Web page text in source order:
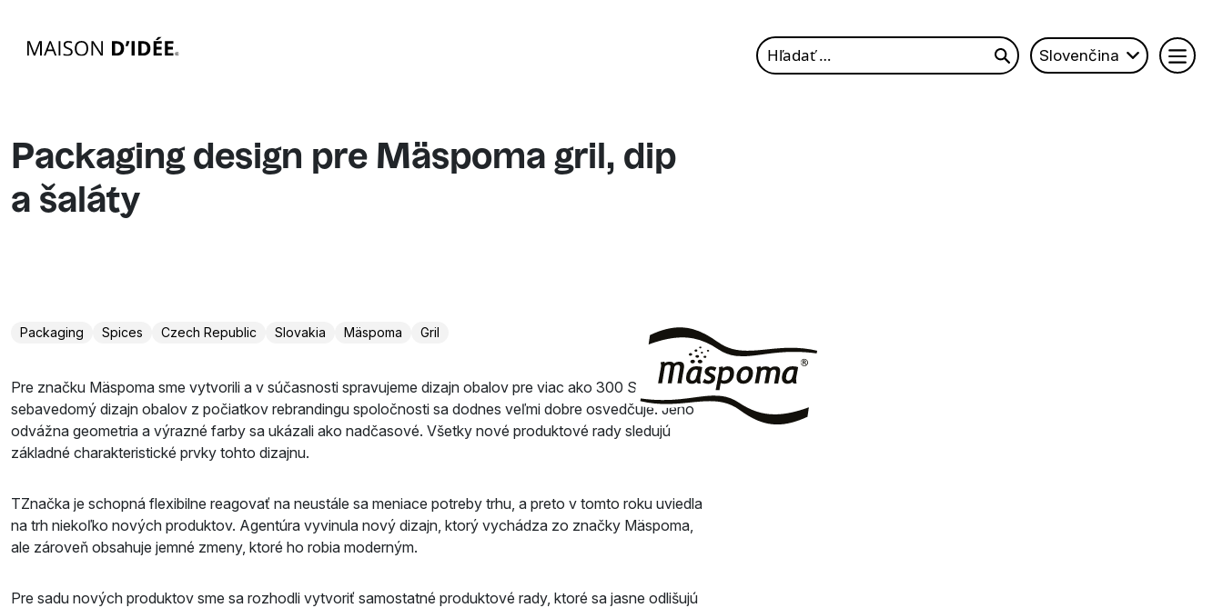
Hľadať: Slovenčina
Packaging design pre Mäspoma gril, dip
a šaláty
Packaging Spices Czech Republic Slovakia Mäspoma Gril
Pre značku Mäspoma sme vytvorili a v súčasnosti spravujeme dizajn obalov pre viac ako 300 SKU. Náš
sebavedomý dizajn obalov z počiatkov rebrandingu spoločnosti sa dodnes veľmi dobre osvedčuje. Jeho
odvážna geometria a výrazné farby sa ukázali ako nadčasové. Všetky nové produktové rady sledujú
základné charakteristické prvky tohto dizajnu.
TZnačka je schopná flexibilne reagovať na neustále sa meniace potreby trhu, a preto v tomto roku uviedla
na trh niekoľko nových produktov. Agentúra vyvinula nový dizajn, ktorý vychádza zo značky Mäspoma,
ale zároveň obsahuje jemné zmeny, ktoré ho robia moderným.
Pre sadu nových produktov sme sa rozhodli vytvoriť samostatné produktové rady, ktoré sa jasne odlišujú